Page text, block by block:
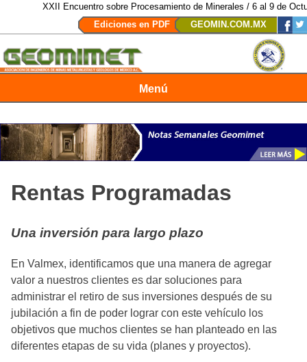
XXII Encuentro sobre Procesamiento de Minerales / 6 al 9 de
Ediciones en PDF
GEOMIN.COM.MX
Menú
Rentas Programadas
Una inversión para largo plazo
En Valmex, identificamos que una manera de agregar
valor a nuestros clientes es dar soluciones para
administrar el retiro de sus inversiones después de su
jubilación a fin de poder lograr con este vehículo los
objetivos que muchos clientes se han planteado en las
diferentes etapas de su vida (planes y proyectos).